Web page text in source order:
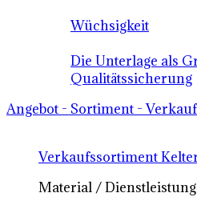
Wüchsigkeit
Die Unterlage als
Qualitätssicherung
Angebot - Sortiment -
Verkaufssortiment
Material /